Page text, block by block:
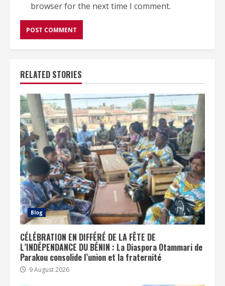
browser for the next time I comment.
RELATED STORIES
Blog
CÉLÉBRATION EN DIFFÉRÉ DE LA FÊTE DE
L’INDÉPENDANCE DU BÉNIN : La Diaspora Otammari de
Parakou consolide l’union et la fraternité
9 August 2026